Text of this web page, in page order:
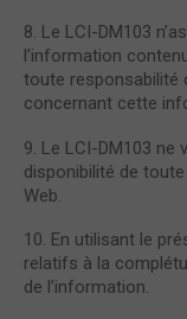
8. Le LCI-DM103
l’information
toute responsabilité
concernant cette
9. Le LCI-DM103 ne
disponibilité de
Web.
10. En utilisant le
relatifs à la
de l’information.